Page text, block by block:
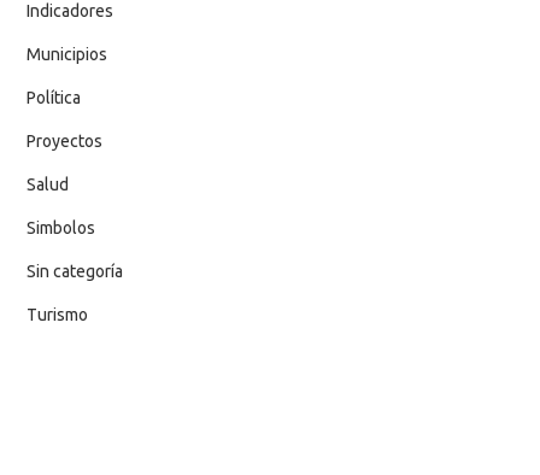
Indicadores
Municipios
Política
Proyectos
Salud
Simbolos
Sin categoría
Turismo